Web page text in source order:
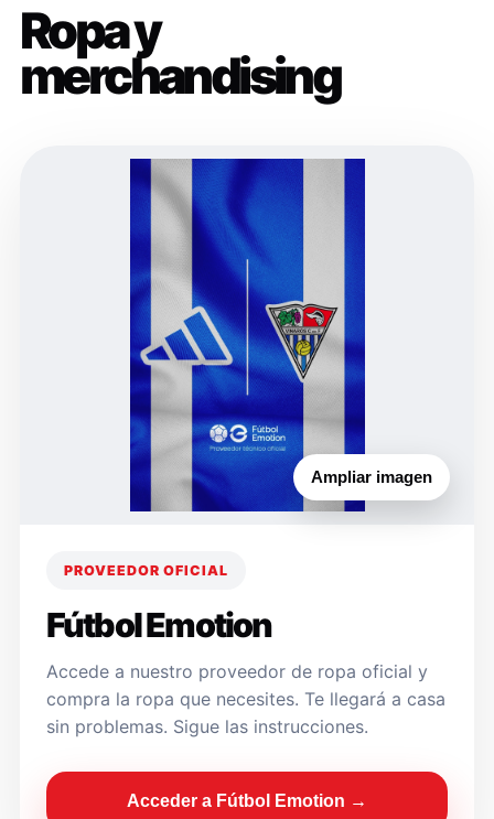
Ropa y
merchandising
Ampliar imagen
PROVEEDOR OFICIAL
Fútbol Emotion
Accede a nuestro proveedor de ropa oficial y
compra la ropa que necesites. Te llegará a casa
sin problemas. Sigue las instrucciones.
Acceder a Fútbol Emotion →